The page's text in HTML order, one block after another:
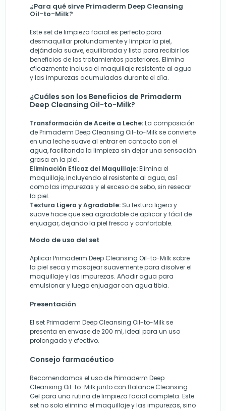
¿Para qué sirve Primaderm Deep Cleansing
Oil-to-Milk?
Este set de limpieza facial es perfecto para
desmaquillar profundamente y limpiar la piel,
dejándola suave, equilibrada y lista para recibir los
beneficios de los tratamientos posteriores. Elimina
eficazmente incluso el maquillaje resistente al agua
y las impurezas acumuladas durante el día.
¿Cuáles son los Beneficios de Primaderm
Deep Cleansing Oil-to-Milk?
Transformación de Aceite a Leche:La composición
de Primaderm Deep Cleansing Oil-to-Milk se convierte
en una leche suave al entrar en contacto con el
agua, facilitando la limpieza sin dejar una sensación
grasa en la piel.
Eliminación Eficaz del Maquillaje:Elimina el
maquillaje, incluyendo el resistente al agua, así
como las impurezas y el exceso de sebo, sin resecar
la piel.
Textura Ligera y Agradable: Su textura ligera y
suave hace que sea agradable de aplicar y fácil de
enjuagar, dejando la piel fresca y confortable.
Modo de uso del set
Aplicar Primaderm Deep Cleansing Oil-to-Milk sobre
la piel seca y masajear suavemente para disolver el
maquillaje y las impurezas. Añadir agua para
emulsionar y luego enjuagar con agua tibia.
Presentación
El set Primaderm Deep Cleansing Oil-to-Milk se
presenta en envase de 200 ml, ideal para un uso
prolongado y efectivo.
Consejo farmacéutico
Recomendamos el uso de Primaderm Deep
Cleansing Oil-to-Milk junto con Balance Cleansing
Gel para una rutina de limpieza facial completa. Este
set no solo elimina el maquillaje y las impurezas, sino